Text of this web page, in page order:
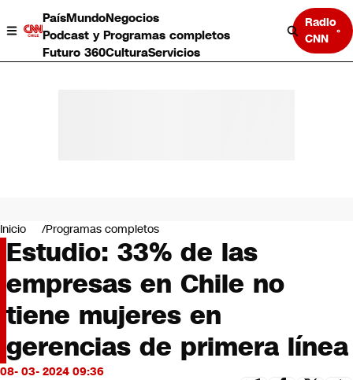
PaísMundoNegocios
Podcast y Programas completos
Futuro 360CulturaServicios
Radio
CNN
Negocios
Deportes
Programas completos
Cultura
Servicios
Bits
CNN tiempo
Futuro 360
Inicio Programas completos
Estudio: 33% de las
empresas en Chile no
tiene mujeres en
gerencias de primera línea
08- 03- 2024 09:36